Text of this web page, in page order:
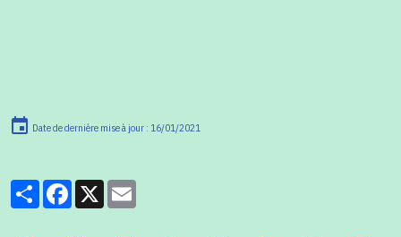
Date de dernière mise à jour : 16/01/2021
PartagerFacebook
X